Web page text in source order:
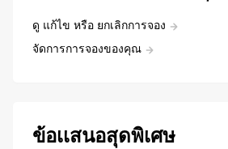
ดู แก้ไข หรือ ยกเลิกการจอง
จัดการการจองของคุณ
ข้อเเสนอสุดพิเศษ